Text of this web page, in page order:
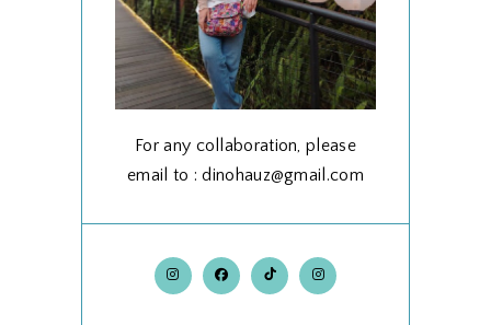
For any collaboration, please
email to : dinohauz@gmail.com